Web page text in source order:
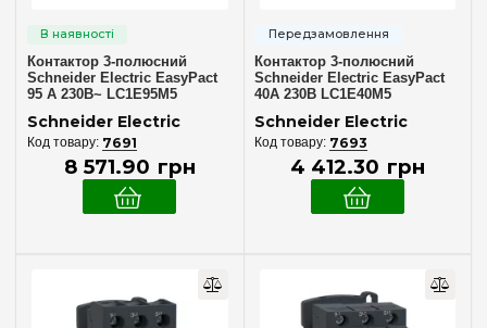
Контактор 3-полюсний
Schneider Electric EasyPact
95 А 230В~ LC1E95M5
Schneider Electric
7691
8 571.90 грн
Контактор 3-полюсний
Schneider Electric EasyPact
40А 230В LC1E40M5
Schneider Electric
7693
4 412.30 грн